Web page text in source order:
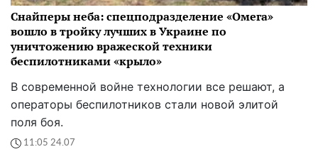
Снайперы неба: спецподразделение «Омега»
вошло в тройку лучших в Украине по
уничтожению вражеской техники
беспилотниками «крыло»
В современной войне технологии все решают, а
операторы беспилотников стали новой элитой
поля боя.
11:05 24.07